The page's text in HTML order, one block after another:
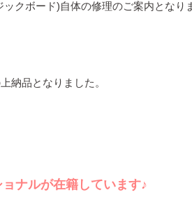
クボード)自体の修理のご案内となり
納品となりました。
ナルが在籍しています♪